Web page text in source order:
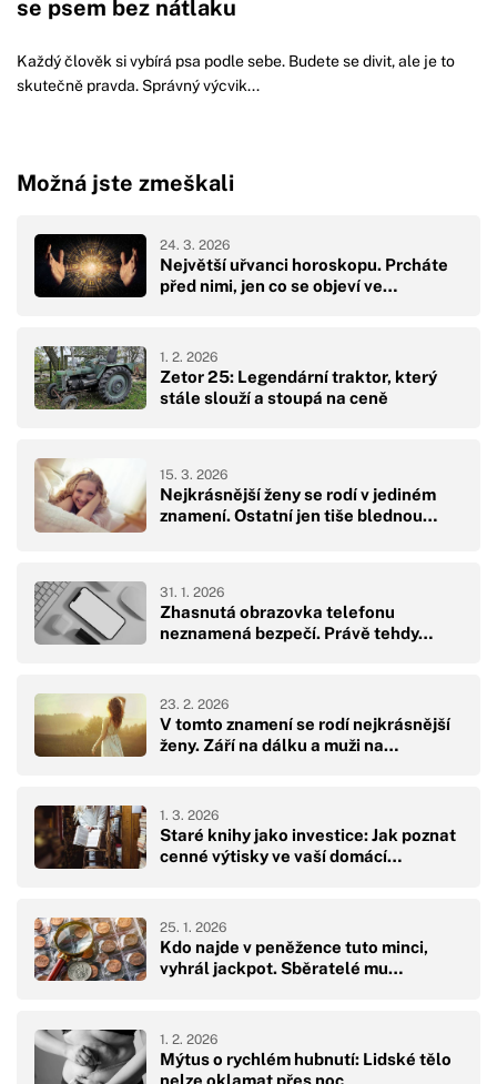
se psem bez nátlaku
Každý člověk si vybírá psa podle sebe. Budete se divit, ale je to
skutečně pravda. Správný výcvik...
Možná jste zmeškali
Největší uřvanci horoskopu. Prcháte
před nimi, jen co se objeví ve…
24. 3. 2026
Zetor 25: Legendární traktor, který
stále slouží a stoupá na ceně
1. 2. 2026
Nejkrásnější ženy se rodí v jediném
znamení. Ostatní jen tiše blednou…
15. 3. 2026
Zhasnutá obrazovka telefonu
neznamená bezpečí. Právě tehdy…
31. 1. 2026
V tomto znamení se rodí nejkrásnější
ženy. Září na dálku a muži na…
23. 2. 2026
Staré knihy jako investice: Jak poznat
cenné výtisky ve vaší domácí…
1. 3. 2026
Kdo najde v peněžence tuto minci,
vyhrál jackpot. Sběratelé mu…
25. 1. 2026
Mýtus o rychlém hubnutí: Lidské tělo
nelze oklamat přes noc
1. 2. 2026